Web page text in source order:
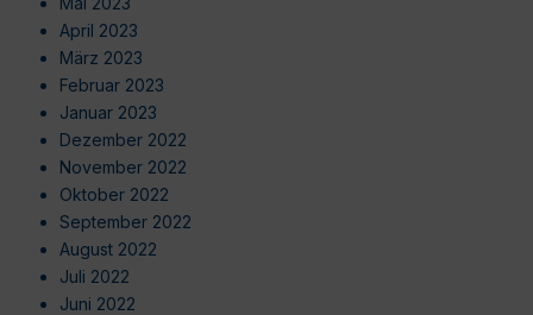
April 2023
März 2023
Februar 2023
Januar 2023
Dezember 2022
November 2022
Oktober 2022
September 2022
August 2022
Juli 2022
Juni 2022